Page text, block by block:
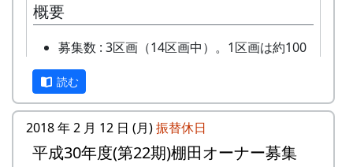
概要
募集数 : 3区画（14区画中）。1区画は約100
平方メートルです。
応募資格 : まじめに農業に取り組み、自然と
ふれあう勇気をお持ちで、地域になじめるか
た。家族や団体でも結構です。
年会費 : 1区画5万円です。
申込み期限 : 2019年3月15日。
読む
2018 年 2 月 12 日 (月)振替休日
平成30年度(第22期)棚田オーナー募集